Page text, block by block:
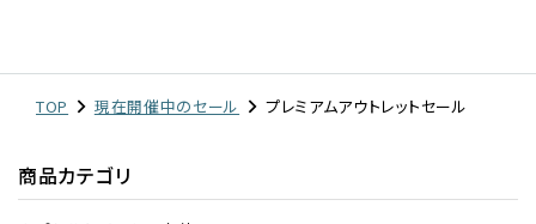
TOP 現在開催中のセール プレミアムアウトレットセール
商品カテゴリ